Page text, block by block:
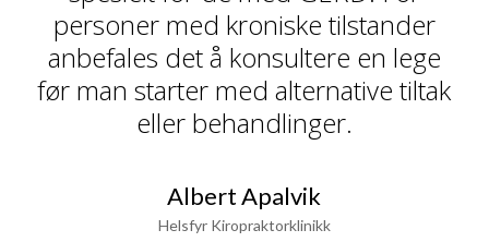
personer med kroniske tilstander
anbefales det å konsultere en lege
før man starter med alternative tiltak
eller behandlinger.
Albert Apalvik
Helsfyr Kiropraktorklinikk